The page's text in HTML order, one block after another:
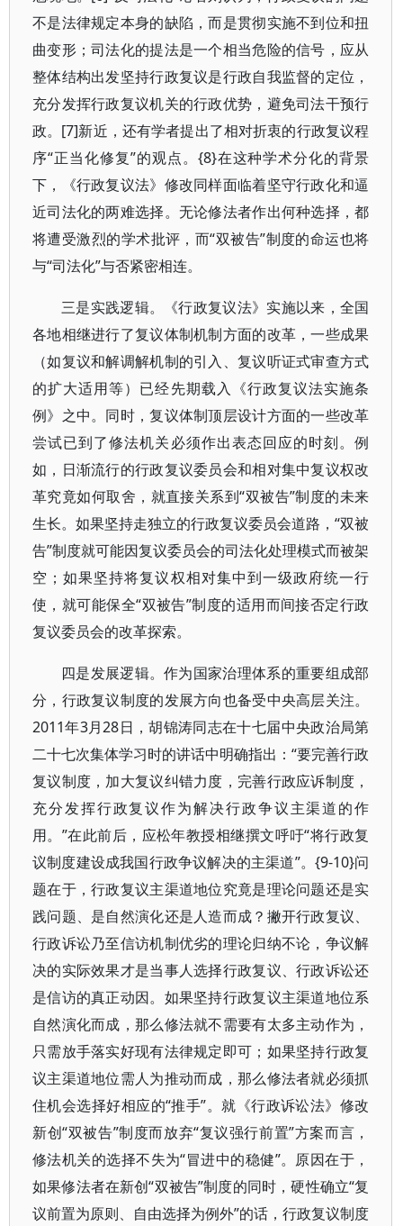
不是法律规定本身的缺陷，而是贯彻实施不到位和扭
曲变形；司法化的提法是一个相当危险的信号，应从
整体结构出发坚持行政复议是行政自我监督的定位，
充分发挥行政复议机关的行政优势，避免司法干预行
政。[7]新近，还有学者提出了相对折衷的行政复议程
序“正当化修复”的观点。{8}在这种学术分化的背景
下，《行政复议法》修改同样面临着坚守行政化和逼
近司法化的两难选择。无论修法者作出何种选择，都
将遭受激烈的学术批评，而“双被告”制度的命运也将
与“司法化”与否紧密相连。
三是实践逻辑。《行政复议法》实施以来，全国
各地相继进行了复议体制机制方面的改革，一些成果
（如复议和解调解机制的引入、复议听证式审查方式
的扩大适用等）已经先期载入《行政复议法实施条
例》之中。同时，复议体制顶层设计方面的一些改革
尝试已到了修法机关必须作出表态回应的时刻。例
如，日渐流行的行政复议委员会和相对集中复议权改
革究竟如何取舍，就直接关系到“双被告”制度的未来
生长。如果坚持走独立的行政复议委员会道路，“双被
告”制度就可能因复议委员会的司法化处理模式而被架
空；如果坚持将复议权相对集中到一级政府统一行
使，就可能保全“双被告”制度的适用而间接否定行政
复议委员会的改革探索。
四是发展逻辑。作为国家治理体系的重要组成部
分，行政复议制度的发展方向也备受中央高层关注。
2011年3月28日，胡锦涛同志在十七届中央政治局第
二十七次集体学习时的讲话中明确指出：“要完善行政
复议制度，加大复议纠错力度，完善行政应诉制度，
充分发挥行政复议作为解决行政争议主渠道的作
用。”在此前后，应松年教授相继撰文呼吁“将行政复
议制度建设成我国行政争议解决的主渠道”。{9-10}问
题在于，行政复议主渠道地位究竟是理论问题还是实
践问题、是自然演化还是人造而成？撇开行政复议、
行政诉讼乃至信访机制优劣的理论归纳不论，争议解
决的实际效果才是当事人选择行政复议、行政诉讼还
是信访的真正动因。如果坚持行政复议主渠道地位系
自然演化而成，那么修法就不需要有太多主动作为，
只需放手落实好现有法律规定即可；如果坚持行政复
议主渠道地位需人为推动而成，那么修法者就必须抓
住机会选择好相应的“推手”。就《行政诉讼法》修改
新创“双被告”制度而放弃“复议强行前置”方案而言，
修法机关的选择不失为“冒进中的稳健”。原因在于，
如果修法者在新创“双被告”制度的同时，硬性确立“复
议前置为原则、自由选择为例外”的话，行政复议制度